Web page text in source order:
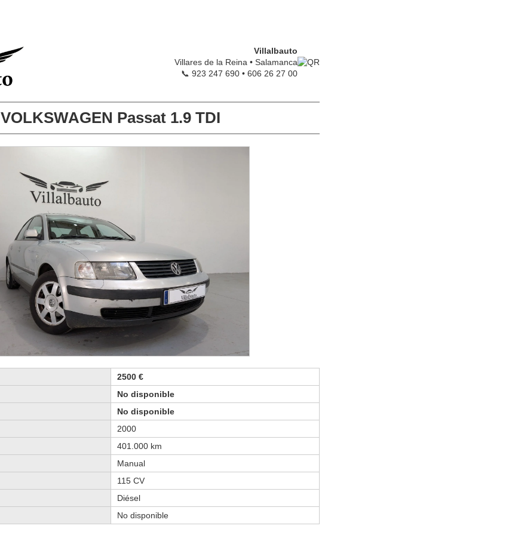
Villalbauto
Villares de la Reina • Salamanca
📞 923 247 690 • 606 26 27 00
VOLKSWAGEN Passat 1.9 TDI
2500 €
No disponible
No disponible
2000
401.000 km
Manual
115 CV
Diésel
No disponible